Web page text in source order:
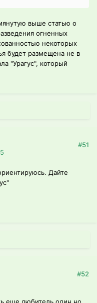
выше статью о
огненных
некоторых
будет размещена не в
"Урагус", который
#51
Дайте
#52